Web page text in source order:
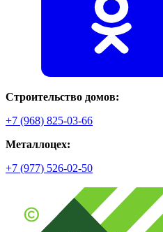
Строительство домов:
+7 (968) 825-03-66
Металлоцех:
+7 (977) 526-02-50